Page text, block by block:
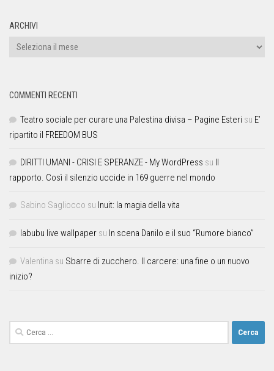
ARCHIVI
COMMENTI RECENTI
Teatro sociale per curare una Palestina divisa – Pagine Esteri su E’
ripartito il FREEDOM BUS
DIRITTI UMANI - CRISI E SPERANZE - My WordPress su Il
rapporto. Così il silenzio uccide in 169 guerre nel mondo
Sabino Sagliocco su Inuit: la magia della vita
labubu live wallpaper su In scena Danilo e il suo “Rumore bianco”
Valentina su Sbarre di zucchero. Il carcere: una fine o un nuovo
inizio?